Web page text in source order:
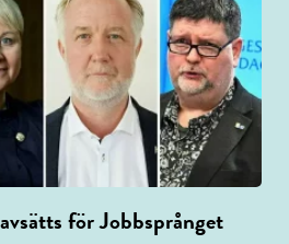
för Jobbsprånget